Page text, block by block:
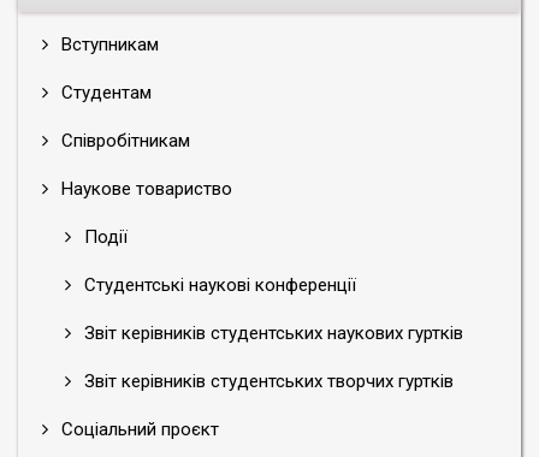
Вступникам
Студентам
Співробітникам
Наукове товариство
Події
Студентські наукові конференції
Звіт керівників студентських наукових гуртків
Звіт керівників студентських творчих гуртків
Соціальний проєкт